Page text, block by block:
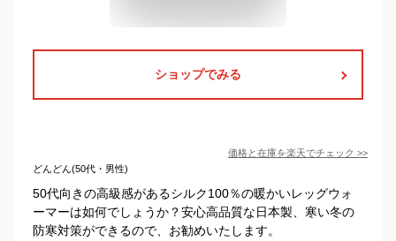
ショップでみる
価格と在庫を楽天でチェック >>
どんどん(50代・男性)
50代向きの高級感があるシルク100％の暖かいレッグウォ
ーマーは如何でしょうか？安心高品質な日本製、寒い冬の
防寒対策ができるので、お勧めいたします。